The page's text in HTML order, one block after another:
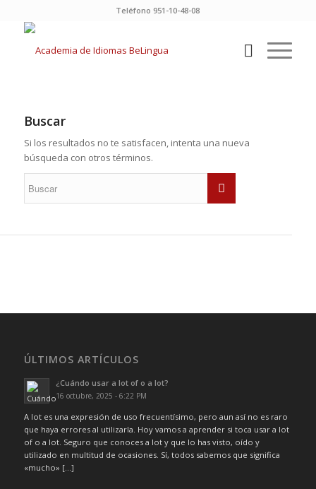
Teléfono 951-10-48-08
Buscar
Si los resultados no te satisfacen, intenta una nueva
búsqueda con otros términos.
ÚLTIMOS ARTÍCULOS
¿Cuándo usar a lot of o a lot?
16 octubre, 2025 - 6:22 PM
A lot es una expresión de uso frecuentísimo, pero aun así no es raro
que haya errores al utilizarla. Hoy vamos a aprender si toca usar a lot
of o a lot. Seguro que conoces a lot y que lo has visto, oído y
utilizado en multitud de ocasiones. Sí, todos sabemos que significa
«mucho» […]